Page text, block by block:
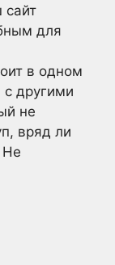
сайт
для
в одном
с другими
не
вряд ли
Не